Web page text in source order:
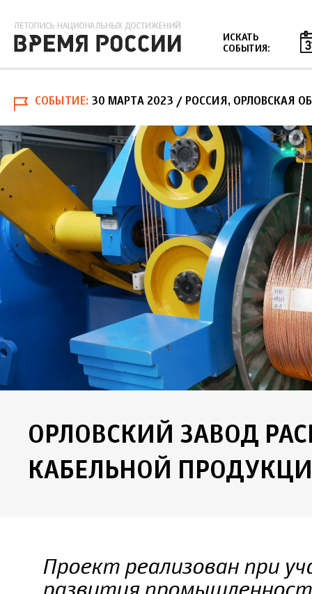
ИСКАТЬ
СОБЫТИЯ:
СОБЫТИЕ 30 МАРТА 2023 / РОССИЯ, ОРЛОВСКАЯ
ОРЛОВСКИЙ ЗАВОД
КАБЕЛЬНОЙ
Проект реализован при